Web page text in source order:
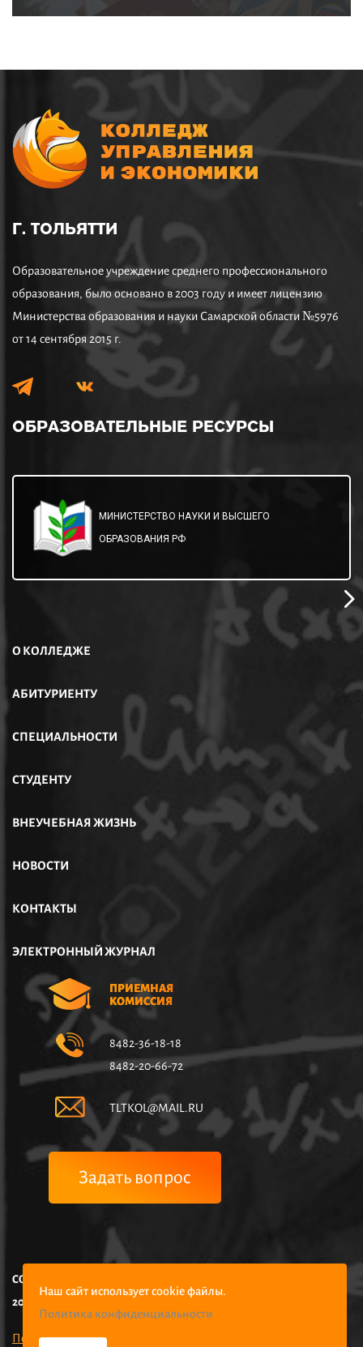
Г. ТОЛЬЯТТИ
Образовательное учреждение среднего профессионального
образования, было основано в 2003 году и имеет лицензию
Министерства образования и науки Самарской области №5976
от 14 сентября 2015 г.
ОБРАЗОВАТЕЛЬНЫЕ РЕСУРСЫ
МИНИСТЕРСТВО НАУКИ И ВЫСШЕГО
ОБРАЗОВАНИЯ РФ
О КОЛЛЕДЖЕ
АБИТУРИЕНТУ
СПЕЦИАЛЬНОСТИ
СТУДЕНТУ
ВНЕУЧЕБНАЯ ЖИЗНЬ
НОВОСТИ
КОНТАКТЫ
ЭЛЕКТРОННЫЙ ЖУРНАЛ
ПРИЕМНАЯ
КОМИССИЯ
8482-36-18-18
8482-20-66-72
TLTKOL@MAIL.RU
Задать вопрос
COPYRIGHT © НЧУПО КОЛЛЕДЖ УПРАВЛЕНИЯ И ЭКОНОМИКИ,
2025
Политика конфиденциальности
Наш сайт использует cookie файлы.
Политика конфиденциальности